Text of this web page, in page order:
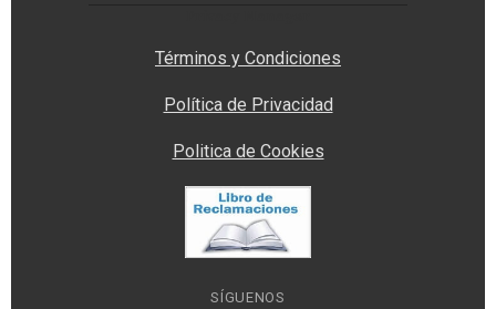
Términos y Condiciones
Política de Privacidad
Politica de Cookies
SÍGUENOS